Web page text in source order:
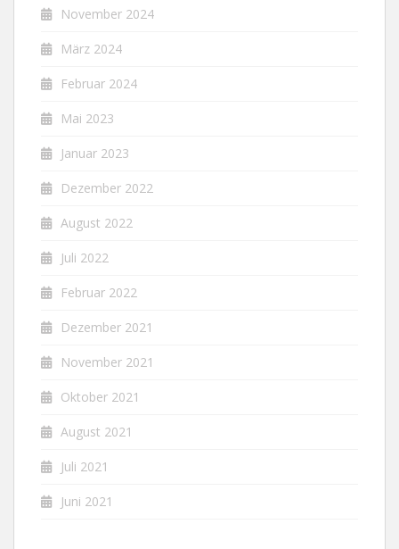
November 2024
März 2024
Februar 2024
Mai 2023
Januar 2023
Dezember 2022
August 2022
Juli 2022
Februar 2022
Dezember 2021
November 2021
Oktober 2021
August 2021
Juli 2021
Juni 2021